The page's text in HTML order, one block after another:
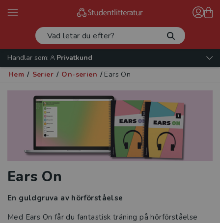
Handlar som:
Privatkund
Hem / Serier / On-serien / Ears On
Ears On
En guldgruva av hörförståelse
Med Ears On får du fantastisk träning på hörförståelse